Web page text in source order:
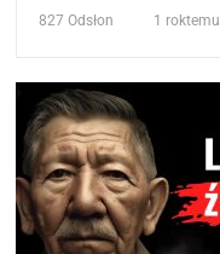
827 Odsłon 1 roktemu